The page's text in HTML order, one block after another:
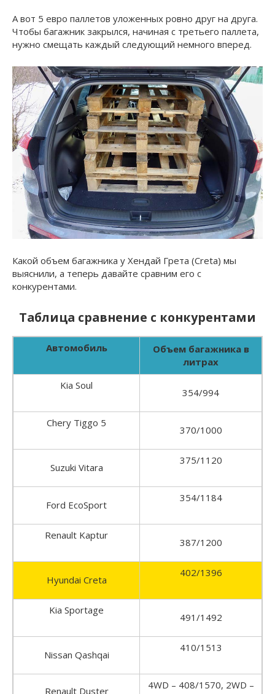
А вот 5 евро паллетов уложенных ровно друг на друга.
Чтобы багажник закрылся, начиная с третьего паллета,
нужно смещать каждый следующий немного вперед.
Какой объем багажника у Хендай Грета (Creta) мы
выяснили, а теперь давайте сравним его с
конкурентами.
Таблица сравнение с конкурентами
Автомобиль
Объем багажника в
литрах
Kia Soul
354/994
Chery Tiggo 5
370/1000
Suzuki Vitara
375/1120
Ford EcoSport
354/1184
Renault Kaptur
387/1200
Hyundai Creta
402/1396
Kia Sportage
491/1492
Nissan Qashqai
410/1513
Renault Duster
4WD – 408/1570, 2WD –